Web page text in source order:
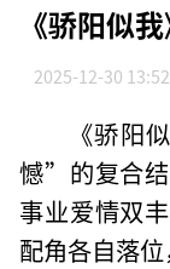
《骄阳似
2025-12-30
《骄阳
憾”的复合结
事业爱情双
配角各自落位